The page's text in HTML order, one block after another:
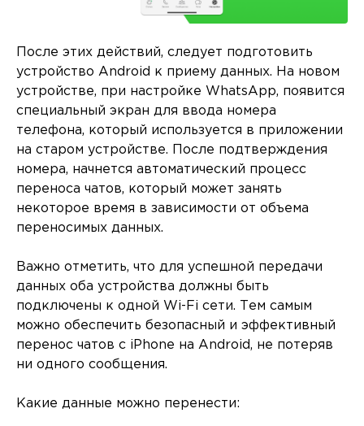
После этих действий, следует подготовить
устройство Android к приему данных. На новом
устройстве, при настройке WhatsApp, появится
специальный экран для ввода номера
телефона, который используется в приложении
на старом устройстве. После подтверждения
номера, начнется автоматический процесс
переноса чатов, который может занять
некоторое время в зависимости от объема
переносимых данных.
Важно отметить, что для успешной передачи
данных оба устройства должны быть
подключены к одной Wi-Fi сети. Тем самым
можно обеспечить безопасный и эффективный
перенос чатов с iPhone на Android, не потеряв
ни одного сообщения.
Какие данные можно перенести: